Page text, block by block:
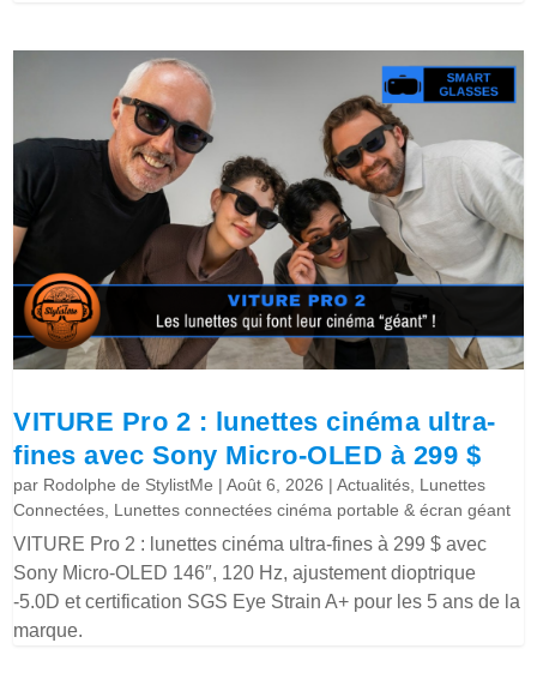
VITURE Pro 2 : lunettes cinéma ultra-
fines avec Sony Micro-OLED à 299 $
par Rodolphe de StylistMe |Août 6, 2026 |Actualités Lunettes
Connectées Lunettes connectées cinéma portable & écran géant
VITURE Pro 2 : lunettes cinéma ultra-fines à 299 $ avec
Sony Micro-OLED 146″, 120 Hz, ajustement dioptrique
-5.0D et certification SGS Eye Strain A+ pour les 5 ans de la
marque.